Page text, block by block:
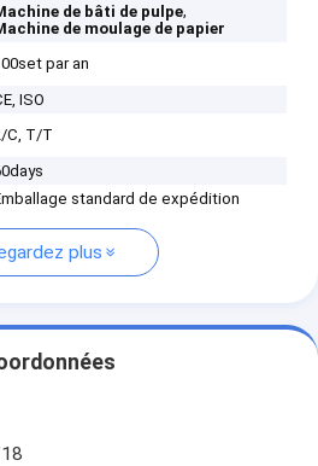
de bâti de pulpe,
de moulage de papier
par an
ISO
C, T/T
standard de expédition
plus